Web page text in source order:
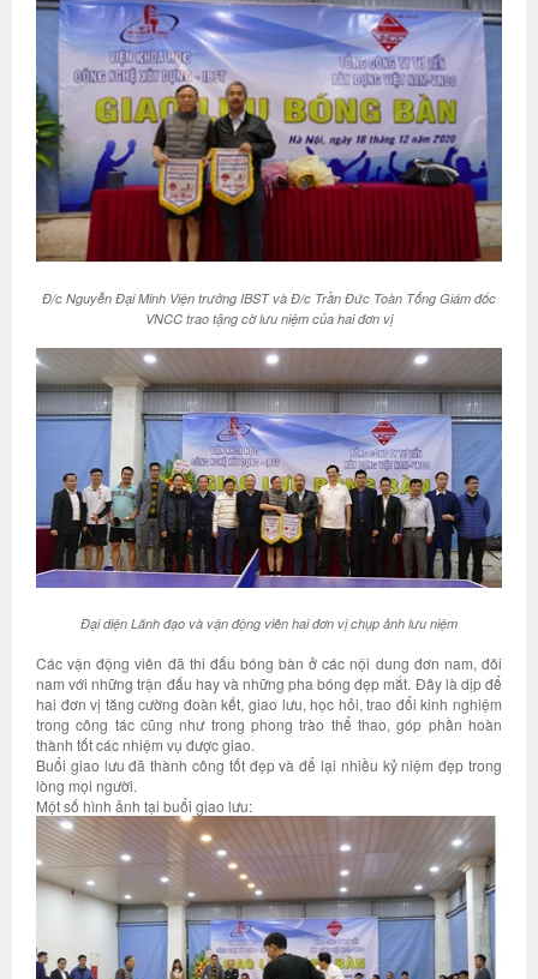
Đ/c Nguyễn Đại Minh Viện trưởng IBST và Đ/c Trần Đức Toàn Tổng Giám đốc
VNCC trao tặng cờ lưu niệm của hai đơn vị
Đại diện Lãnh đạo và vận động viên hai đơn vị chụp ảnh lưu niệm
Các vận động viên đã thi đấu bóng bàn ở các nội dung đơn nam, đôi
nam với những trận đấu hay và những pha bóng đẹp mắt. Đây là dịp để
hai đơn vị tăng cường đoàn kết, giao lưu, học hỏi, trao đổi kinh nghiệm
trong công tác cũng như trong phong trào thể thao, góp phần hoàn
thành tốt các nhiệm vụ được giao.
Buổi giao lưu đã thành công tốt đẹp và để lại nhiều kỷ niệm đẹp trong
lòng mọi người.
Một số hình ảnh tại buổi giao lưu: